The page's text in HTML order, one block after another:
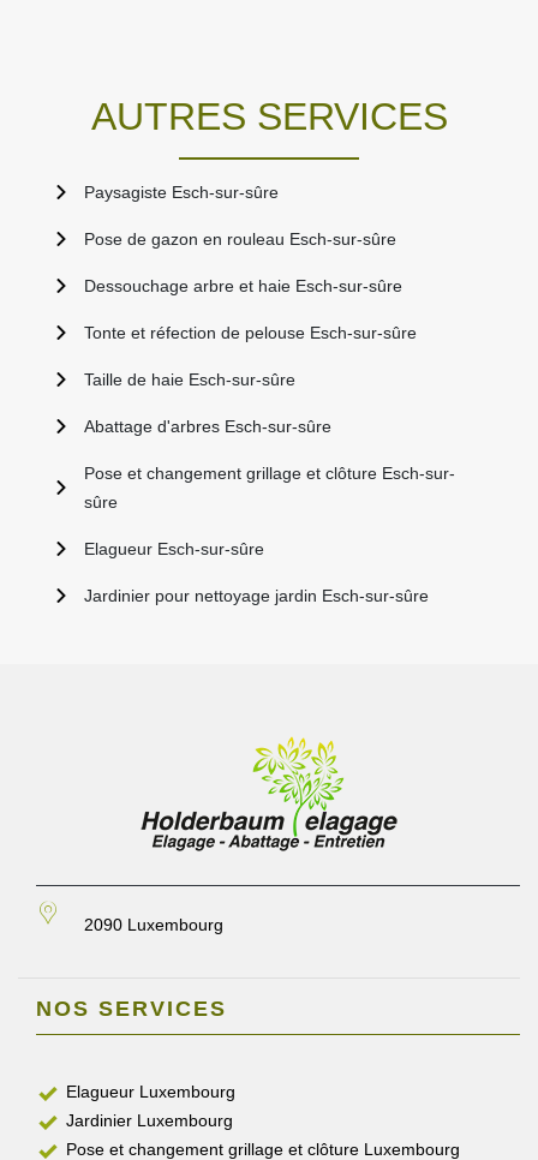
AUTRES SERVICES
Paysagiste Esch-sur-sûre
Pose de gazon en rouleau Esch-sur-sûre
Dessouchage arbre et haie Esch-sur-sûre
Tonte et réfection de pelouse Esch-sur-sûre
Taille de haie Esch-sur-sûre
Abattage d'arbres Esch-sur-sûre
Pose et changement grillage et clôture Esch-sur-
sûre
Elagueur Esch-sur-sûre
Jardinier pour nettoyage jardin Esch-sur-sûre
2090 Luxembourg
NOS SERVICES
Elagueur Luxembourg
Jardinier Luxembourg
Pose et changement grillage et clôture Luxembourg